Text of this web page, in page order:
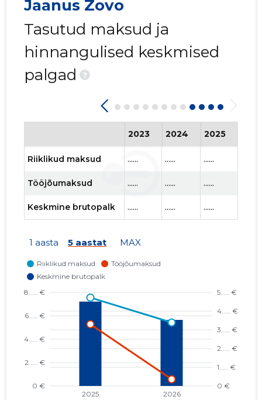
Jaanus Zovo
Tasutud maksud ja
hinnangulised keskmised
palgad
?
2023 2024 2025
Riiklikud maksud ...... ...... ......
Tööjõumaksud ...... ...... ......
Keskmine brutopalk ...... ...... ......
1 aasta 5 aastat MAX